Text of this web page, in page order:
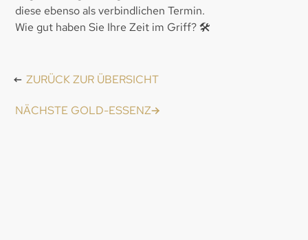
diese ebenso als verbindlichen Termin.
Wie gut haben Sie Ihre Zeit im Griff? 🛠️
ZURÜCK ZUR ÜBERSICHT
NÄCHSTE GOLD-ESSENZ